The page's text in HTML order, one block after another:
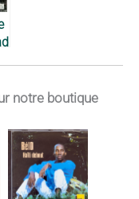
notre boutique